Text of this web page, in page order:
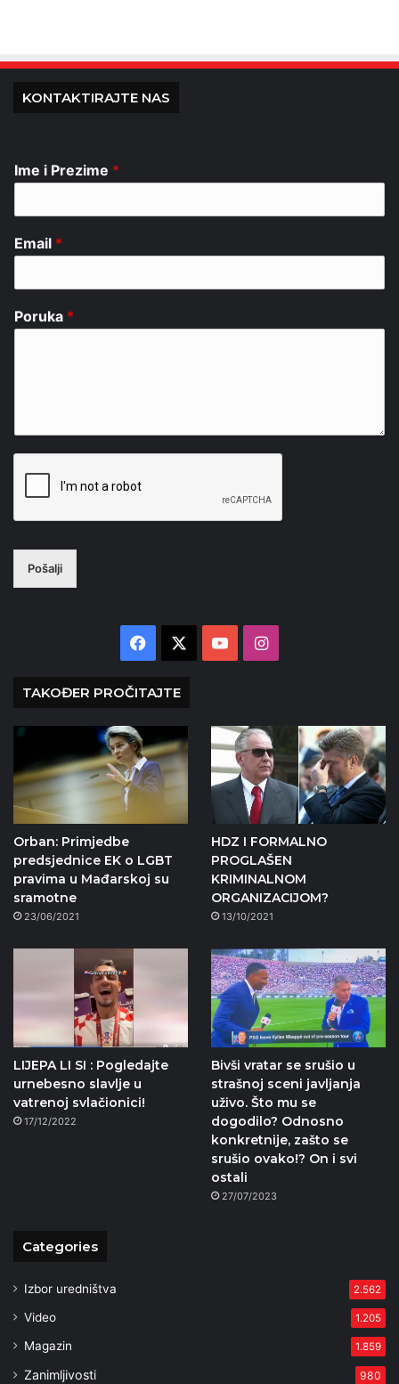
KONTAKTIRAJTE NAS
Ime i Prezime *
Email *
Poruka *
Pošalji
Facebook YouTubeInstagram
TAKOĐER PROČITAJTE
Orban: Primjedbe
predsjednice EK o LGBT
pravima u Mađarskoj su
sramotne
23/06/2021
HDZ I FORMALNO
PROGLAŠEN
KRIMINALNOM
ORGANIZACIJOM?
13/10/2021
LIJEPA LI SI : Pogledajte
urnebesno slavlje u
vatrenoj svlačionici!
17/12/2022
Bivši vratar se srušio u
strašnoj sceni javljanja
uživo. Što mu se
dogodilo? Odnosno
konkretnije, zašto se
srušio ovako!? On i svi
ostali
27/07/2023
Categories
Izbor uredništva 2.562
Video 1.205
Magazin 1.859
Zanimljivosti 980